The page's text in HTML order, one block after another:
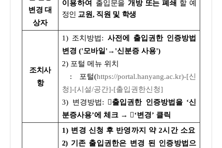
변경 대
상자
이용하여
출입문을개방 또는 폐쇄 할 예
정인
교원, 직원 및 학생
조치사
항
1) 조치방법: 사전에 출입권한 인증방법
변경 ('모바일'→'신분증 사용')
2) 포털 메뉴 위치
: 포털(https://portal.hanyang.ac.kr)-[신
청]-[시설/공간]-[출입권한신청]
3) 변경방법:
출입권한 인증방법을 ‘신
분증사용’에 체크 → ‘변경’ 클릭
1) 변경 신청 후 반영까지 약 2시간 소요
2) 기존 출입권한은 변경 된 인증방법으